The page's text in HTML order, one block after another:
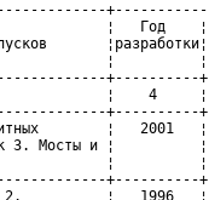
+-----------
¦   Год    ¦
¦разработки¦
¦          ¦
+----------+
¦    4     ¦
+----------+
¦   2001   ¦
3. Мосты и ¦          ¦
¦          ¦
+----------+